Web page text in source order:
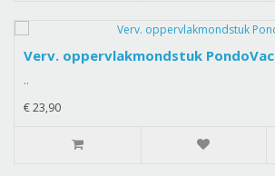
Verv. oppervlakmondstuk PondoVac
..
€ 23,90